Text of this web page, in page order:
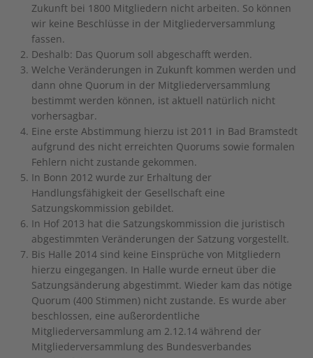
Zukunft bei 1800 Mitgliedern nicht arbeiten. So können
wir keine Beschlüsse in der Mitgliederversammlung
fassen.
Deshalb: Das Quorum soll abgeschafft werden.
Welche Veränderungen in Zukunft kommen werden und
dann ohne Quorum in der Mitgliederversammlung
bestimmt werden können, ist aktuell natürlich nicht
vorhersagbar.
Eine erste Abstimmung hierzu ist 2011 in Bad Bramstedt
aufgrund des nicht erreichten Quorums sowie formalen
Fehlern nicht zustande gekommen.
In Bonn 2012 wurde zur Erhaltung der
Handlungsfähigkeit der Gesellschaft eine
Satzungskommission gebildet.
In Hof 2013 hat die Satzungskommission die juristisch
abgestimmten Veränderungen der Satzung vorgestellt.
Bis Halle 2014 sind keine Einsprüche von Mitgliedern
hierzu eingegangen. In Halle wurde erneut über die
Satzungsänderung abgestimmt. Wieder kam das nötige
Quorum (400 Stimmen) nicht zustande. Es wurde aber
beschlossen, eine außerordentliche
Mitgliederversammlung am 2.12.14 während der
Mitgliederversammlung des Bundesverbandes